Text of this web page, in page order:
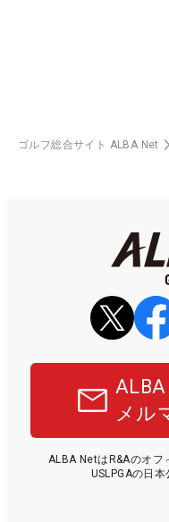
ゴルフ総合サイト ALBA Net
メル
ALBA NetはR&Aのオフ
USLPGAの日